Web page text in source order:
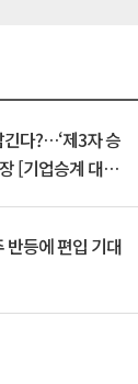
다?…‘제3자 승
[기업승계 대전
등에 편입 기대